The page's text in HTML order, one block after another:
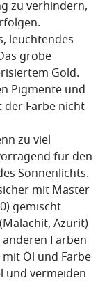
zu verhindern,
leuchtendes
grobe
Gold.
Pigmente und
der Farbe nicht
zu viel
für den
Sonnenlichts.
mit Master
gemischt
Azurit)
Farben
Öl und Farbe
und vermeiden